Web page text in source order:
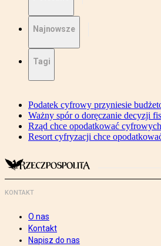
Najnowsze
Tagi
Podatek cyfrowy przyniesie
Ważny spór o doręczanie decyzji
Rząd chce opodatkować
Resort cyfryzacji chce
KONTAKT
O nas
Kontakt
Napisz do nas